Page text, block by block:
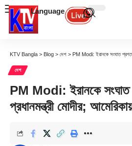
Language
KTV Bangla > Blog > দেশ > PM Modi: ইরানকে সংঘাত প্রশমের
দেশ
PM Modi: ইরানকে সংঘাত
প্রধানমন্ত্রী মোদীর;